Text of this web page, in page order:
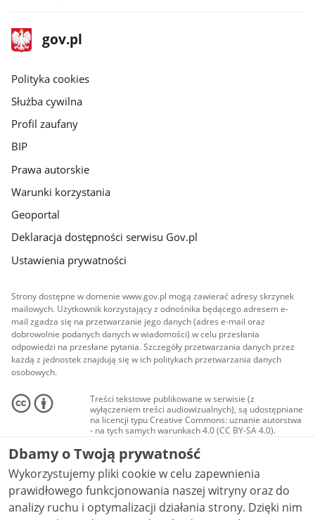
stopka
gov.pl
Strona
gov.pl
gov.pl
Polityka cookies
Służba cywilna
Profil zaufany
BIP
Prawa autorskie
Warunki korzystania
Geoportal
Deklaracja dostępności serwisu Gov.pl
Ustawienia prywatności
Strony dostępne w domenie www.gov.pl mogą zawierać adresy skrzynek
mailowych. Użytkownik korzystający z odnośnika będącego adresem e-
mail zgadza się na przetwarzanie jego danych (adres e-mail oraz
dobrowolnie podanych danych w wiadomości) w celu przesłania
odpowiedzi na przesłane pytania. Szczegóły przetwarzania danych przez
każdą z jednostek znajdują się w ich politykach przetwarzania danych
osobowych.
Treści tekstowe publikowane w serwisie (z
wyłączeniem treści audiowizualnych), są udostępniane
na licencji typu Creative Commons: uznanie autorstwa
- na tych samych warunkach 4.0 (CC BY-SA 4.0).
Materiały audiowizualne, w tym zdjęcia, materiały
audio i wideo, są udostępniane na licencji typu
Creative Commons: uznanie autorstwa użycie
niekomercyjne - bez utworów zależnych 4.0 (CC BY-
NC-ND 4.0), o ile nie jest to stwierdzone inaczej.
Dbamy o Twoją prywatność
Wykorzystujemy pliki cookie w celu zapewnienia
prawidłowego funkcjonowania naszej witryny oraz do
analizy ruchu i optymalizacji działania strony. Dzięki nim